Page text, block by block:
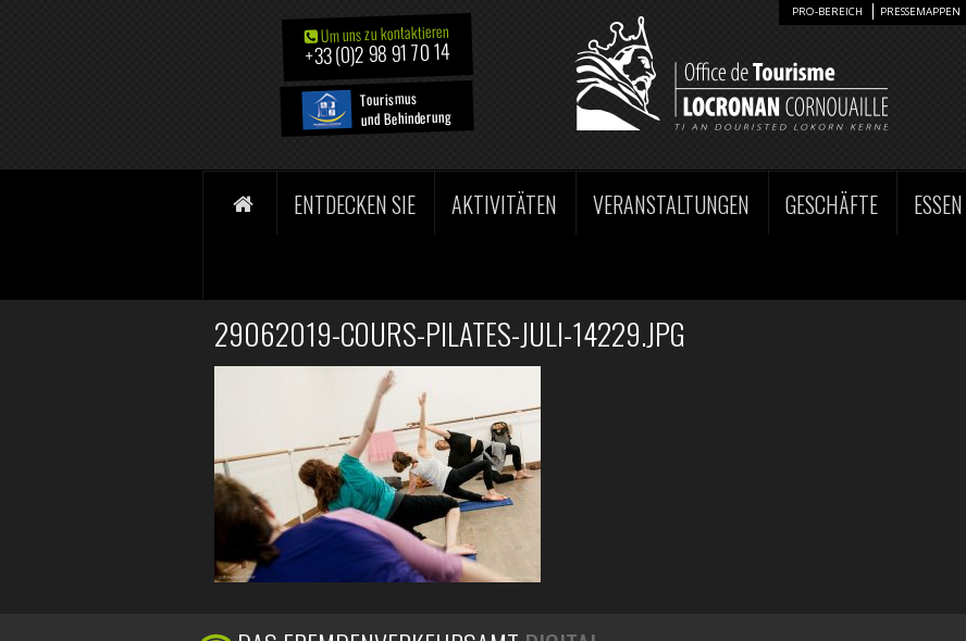
Um uns zu kontaktieren
+33 (0)2 98 91 70 14
Tourismus
und Behinderung
PRO-BEREICH PRESSEMAPPEN
ENTDECKEN SIE AKTIVITÄTEN VERANSTALTUNGEN GESCHÄFTE ESSEN
29062019-COURS-PILATES-JULI-14229.JPG